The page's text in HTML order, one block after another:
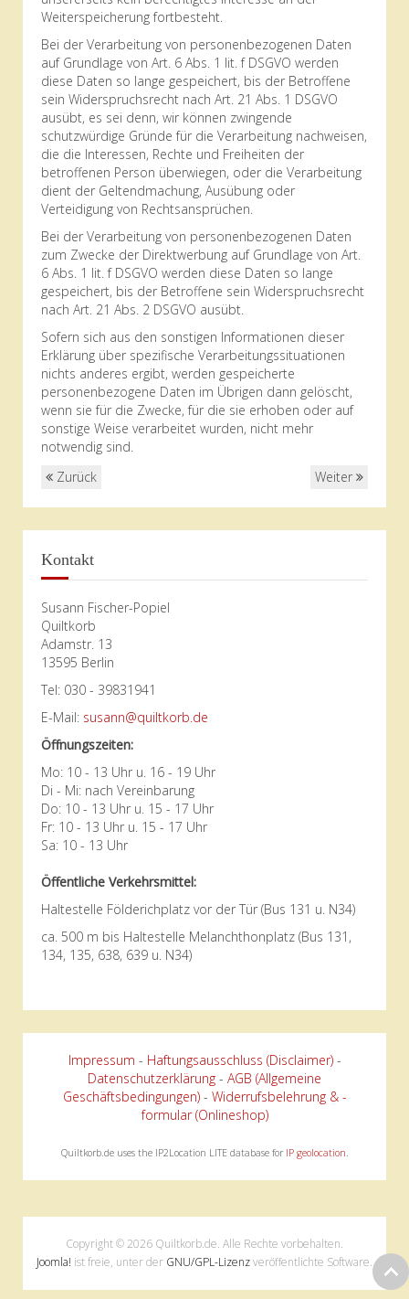
Weiterspeicherung fortbesteht.
Bei der Verarbeitung von personenbezogenen Daten
auf Grundlage von Art. 6 Abs. 1 lit. f DSGVO werden
diese Daten so lange gespeichert, bis der Betroffene
sein Widerspruchsrecht nach Art. 21 Abs. 1 DSGVO
ausübt, es sei denn, wir können zwingende
schutzwürdige Gründe für die Verarbeitung nachweisen,
die die Interessen, Rechte und Freiheiten der
betroffenen Person überwiegen, oder die Verarbeitung
dient der Geltendmachung, Ausübung oder
Verteidigung von Rechtsansprüchen.
Bei der Verarbeitung von personenbezogenen Daten
zum Zwecke der Direktwerbung auf Grundlage von Art.
6 Abs. 1 lit. f DSGVO werden diese Daten so lange
gespeichert, bis der Betroffene sein Widerspruchsrecht
nach Art. 21 Abs. 2 DSGVO ausübt.
Sofern sich aus den sonstigen Informationen dieser
Erklärung über spezifische Verarbeitungssituationen
nichts anderes ergibt, werden gespeicherte
personenbezogene Daten im Übrigen dann gelöscht,
wenn sie für die Zwecke, für die sie erhoben oder auf
sonstige Weise verarbeitet wurden, nicht mehr
notwendig sind.
Zurück
Weiter
Kontakt
Susann Fischer-Popiel
Quiltkorb
Adamstr. 13
13595 Berlin
Tel: 030 - 39831941
E-Mail: susann@quiltkorb.de
Öffnungszeiten:
Mo: 10 - 13 Uhr u. 16 - 19 Uhr
Di - Mi: nach Vereinbarung
Do: 10 - 13 Uhr u. 15 - 17 Uhr
Fr: 10 - 13 Uhr u. 15 - 17 Uhr
Sa: 10 - 13 Uhr
Öffentliche Verkehrsmittel:
Haltestelle Földerichplatz vor der Tür (Bus 131 u. N34)
ca. 500 m bis Haltestelle Melanchthonplatz (Bus 131,
134, 135, 638, 639 u. N34)
Impressum - Haftungsausschluss (Disclaimer)-
Datenschutzerklärung - AGB (Allgemeine
Geschäftsbedingungen)- Widerrufsbelehrung & -
formular (Onlineshop)
Quiltkorb.de uses the IP2Location LITE database for IP geolocation.
Copyright © 2026 Quiltkorb.de. Alle Rechte vorbehalten.
Joomla! ist freie, unter der GNU/GPL-Lizenzveröffentlichte Software.